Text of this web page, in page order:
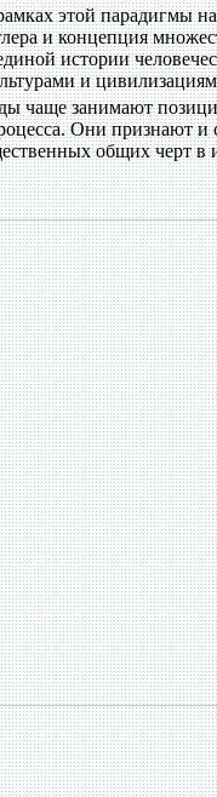
этой парадигмы
и концепция
истории
и
чаще занимают
Они признают
общих черт в